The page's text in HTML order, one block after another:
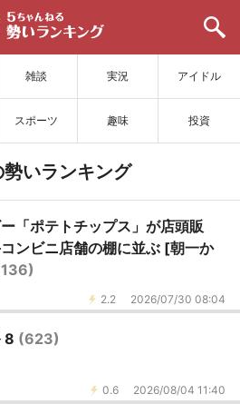
雑談 実況 アイドル
スポーツ 趣味 投資
サイトを更新
勢いランキング
「ポテトチップス」が店頭販
ンビニ店舗の棚に並ぶ [朝一か
2.2 2026/07/30 08:04
8 (623)
0.6 2026/08/04 11:40